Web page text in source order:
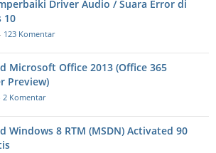
Driver Audio / Suara Error di
10
123 Komentar
Microsoft Office 2013 (Office 365
Preview)
2 Komentar
Windows 8 RTM (MSDN) Activated 90